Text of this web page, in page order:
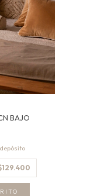
BAJO